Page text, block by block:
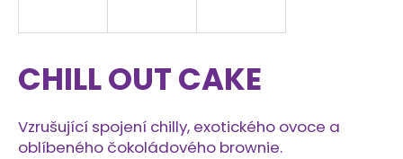
CHILL OUT CAKE
Vzrušující spojení chilly, exotického ovoce a
oblíbeného čokoládového brownie.
í
t
?